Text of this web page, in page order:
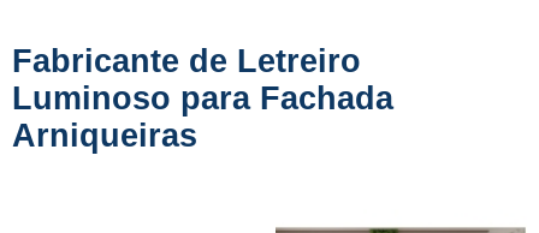
Fabricante de Letreiro
Luminoso para Fachada
Arniqueiras